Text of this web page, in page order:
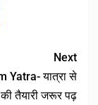
Next
Yatra- यात्रा से
तैयारी जरूर पढ़